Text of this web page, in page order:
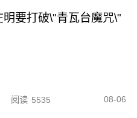
要打破\"青瓦台魔咒\"
阅读 5535 08-06